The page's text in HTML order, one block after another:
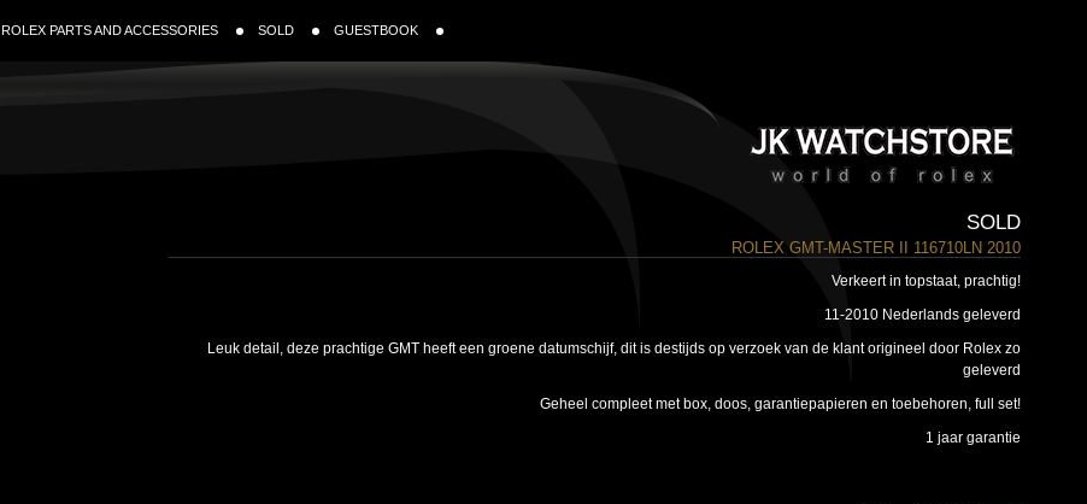
ROLEX PARTS AND ACCESSORIES SOLD GUESTBOOK
SOLD
ROLEX GMT-MASTER II 116710LN 2010
Verkeert in topstaat, prachtig!
11-2010 Nederlands geleverd
Leuk detail, deze prachtige GMT heeft een groene datumschijf, dit is destijds op verzoek van de klant origineel door Rolex zo
geleverd
Geheel compleet met box, doos, garantiepapieren en toebehoren, full set!
1 jaar garantie